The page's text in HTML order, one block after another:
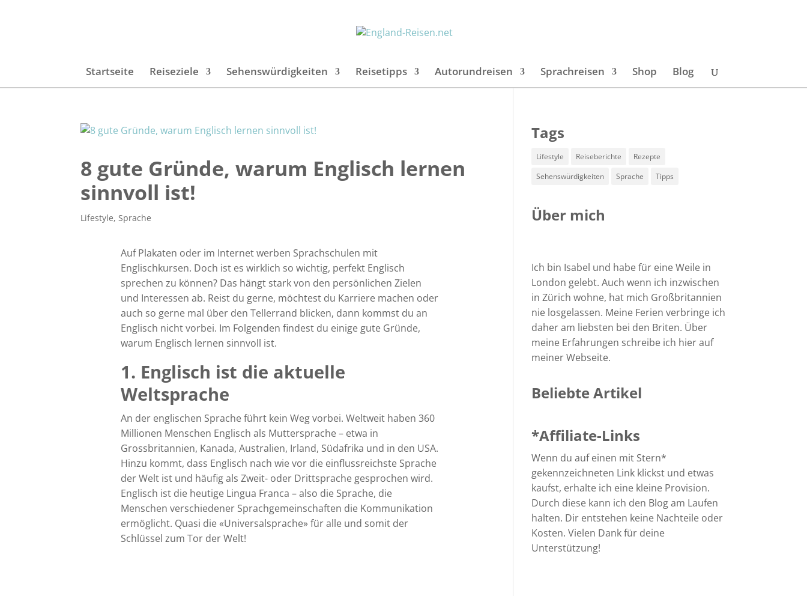
Startseite Reiseziele Sehenswürdigkeiten Reisetipps Autorundreisen Sprachreisen Shop Blog
8 gute Gründe, warum Englisch lernen
sinnvoll ist!
Lifestyle,Sprache
Auf Plakaten oder im Internet werben Sprachschulen mit
Englischkursen. Doch ist es wirklich so wichtig, perfekt Englisch
sprechen zu können? Das hängt stark von den persönlichen Zielen
und Interessen ab. Reist du gerne, möchtest du Karriere machen oder
auch so gerne mal über den Tellerrand blicken, dann kommst du an
Englisch nicht vorbei. Im Folgenden findest du einige gute Gründe,
warum Englisch lernen sinnvoll ist.
1. Englisch ist die aktuelle
Weltsprache
An der englischen Sprache führt kein Weg vorbei. Weltweit haben 360
Millionen Menschen Englisch als Muttersprache – etwa in
Grossbritannien, Kanada, Australien, Irland, Südafrika und in den USA.
Hinzu kommt, dass Englisch nach wie vor die einflussreichste Sprache
der Welt ist und häufig als Zweit- oder Drittsprache gesprochen wird.
Englisch ist die heutige Lingua Franca – also die Sprache, die
Menschen verschiedener Sprachgemeinschaften die Kommunikation
ermöglicht. Quasi die «Universalsprache» für alle und somit der
Schlüssel zum Tor der Welt!
Tags
Lifestyle Reiseberichte
Rezepte
Sehenswürdigkeiten
Sprache Tipps
Über mich
Ich bin Isabel und habe für eine Weile in
London gelebt. Auch wenn ich inzwischen
in Zürich wohne, hat mich Großbritannien
nie losgelassen. Meine Ferien verbringe ich
daher am liebsten bei den Briten. Über
meine Erfahrungen schreibe ich hier auf
meiner Webseite.
Beliebte Artikel
*Affiliate-Links
Wenn du auf einen mit Stern*
gekennzeichneten Link klickst und etwas
kaufst, erhalte ich eine kleine Provision.
Durch diese kann ich den Blog am Laufen
halten. Dir entstehen keine Nachteile oder
Kosten. Vielen Dank für deine
Unterstützung!